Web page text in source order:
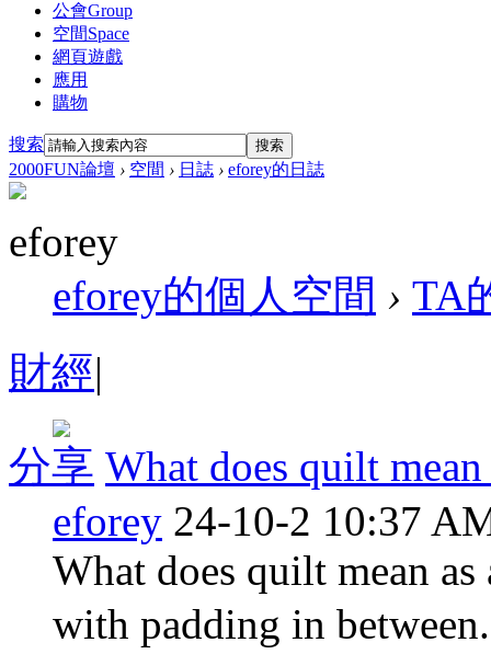
公會Group
空間Space
網頁遊戲
應用
購物
搜索 搜索
2000FUN論壇 › 空間 › 日誌 › eforey的日誌
eforey
eforey的個人空間 › TA
財經|
分享 What does quilt mean
eforey 24-10-2 10:37
What does quilt mean
with padding in